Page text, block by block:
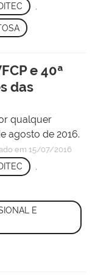
e 40ª
das
qualquer
agosto de 2016.
em 15/07/2016
,
E